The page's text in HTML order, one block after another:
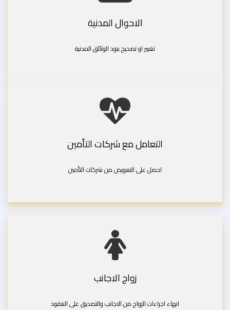
الاحوال المدنية
تغيير او تصحيح بنود الوثائق المدنية
التعامل مع شركات التأمين
احصل على التعويض من شركات التأمين
زواج الاجانب
انهاء اجراءات الزواج من الاجانب والتصديق على العقود